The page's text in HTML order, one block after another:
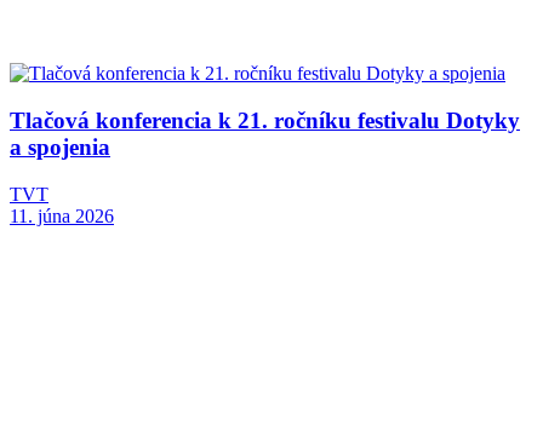
Tlačová konferencia k 21. ročníku festivalu Dotyky
a spojenia
TVT
11. júna 2026